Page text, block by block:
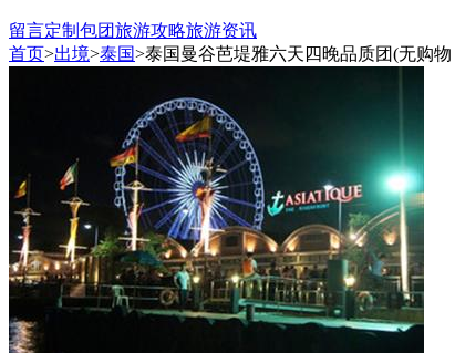
留言定制包团旅游攻略旅游资讯
首页>出境>泰国>泰国曼谷芭堤雅六天四晚品质团(无购